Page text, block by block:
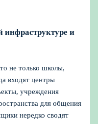
инфраструктуре и
не только школы,
входят центры
учреждения
для общения
нередко сводят